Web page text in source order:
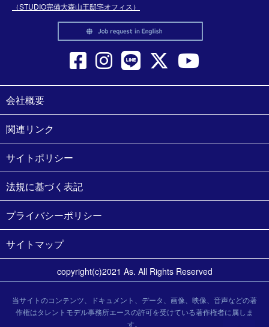
（STUDIO完備大森山王邸宅オフィス）
会社概要
関連リンク
サイトポリシー
法規に基づく表記
プライバシーポリシー
サイトマップ
copyright(c)2021 As. All Rights Reserved
当サイトのコンテンツ、ドキュメント、データ、画像、映像、音声などの著
作権はタレントモデル事務所エースの許可を受けている著作権者に属しま
す。